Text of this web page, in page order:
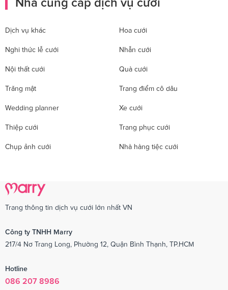
Dịch vụ khác Hoa cưới
Nghi thức lễ cưới Nhẫn cưới
Nội thất cưới Quà cưới
Trăng mật Trang điểm cô dâu
Wedding planner Xe cưới
Thiệp cưới Trang phục cưới
Chụp ảnh cưới Nhà hàng tiệc cưới
Trang thông tin dịch vụ cưới lớn nhất VN
Công ty TNHH Marry
217/4 Nơ Trang Long, Phường 12, Quận Bình Thạnh, TP.HCM
Hotline
086 207 8986